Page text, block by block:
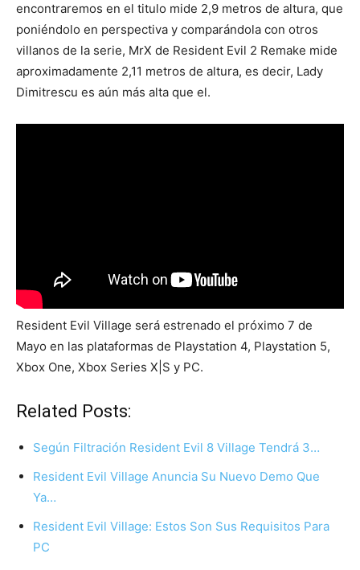
encontraremos en el titulo mide 2,9 metros de altura, que
poniéndolo en perspectiva y comparándola con otros
villanos de la serie, MrX de Resident Evil 2 Remake mide
aproximadamente 2,11 metros de altura, es decir, Lady
Dimitrescu es aún más alta que el.
Resident Evil Village será estrenado el próximo 7 de
Mayo en las plataformas de Playstation 4, Playstation 5,
Xbox One, Xbox Series X|S y PC.
Related Posts:
Según Filtración Resident Evil 8 Village Tendrá 3…
Resident Evil Village Anuncia Su Nuevo Demo Que
Ya…
Resident Evil Village: Estos Son Sus Requisitos Para
PC